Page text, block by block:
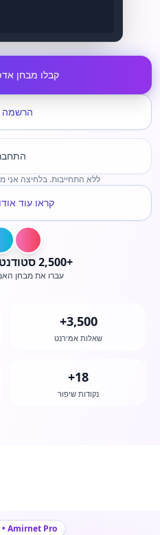
קבלו מבחן
הרשמה
ללא התחייבות. בלחיצה אני
קראו עוד
+2,500 סטודנטים מצליחים
עברו את מבחן
3,500+
שאלות אמירנט
18+
נקודות שיפור
Amirnet Pro • מסלול אישי